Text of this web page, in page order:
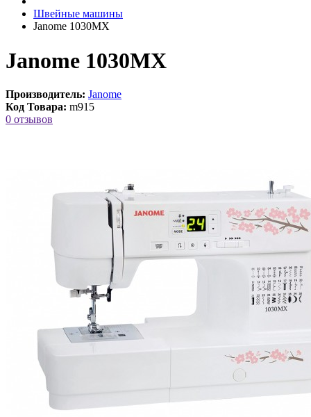
Швейные машины
Janome 1030MX
Janome 1030MX
Производитель: Janome
Код Товара: m915
0 отзывов